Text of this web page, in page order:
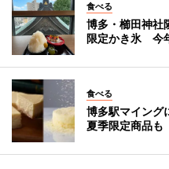
食べる
博多・櫛田神社
限定かき氷 今
食べる
博多駅マイング
夏季限定商品も